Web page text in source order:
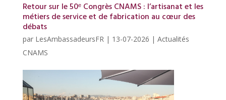
Retour sur le 50ᵉ Congrès CNAMS : l’artisanat et les
métiers de service et de fabrication au cœur des
débats
par LesAmbassadeursFR| 13-07-2026 | Actualités
CNAMS